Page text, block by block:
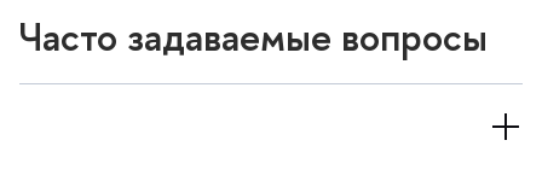
Часто задаваемые вопросы